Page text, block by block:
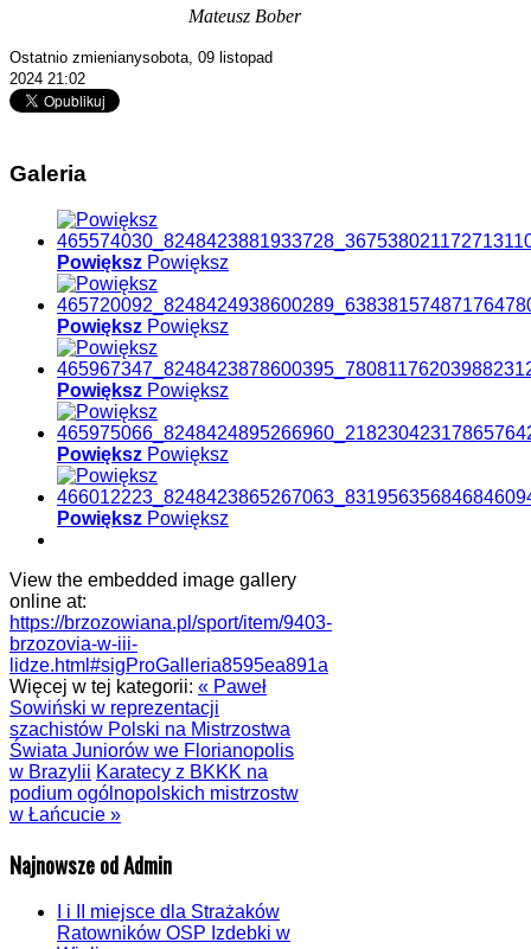
Mateusz Bober
Ostatnio zmienianysobota, 09 listopad
2024 21:02
Galeria
Powiększ Powiększ
Powiększ Powiększ
Powiększ Powiększ
Powiększ Powiększ
Powiększ Powiększ
View the embedded image gallery
online at:
https://brzozowiana.pl/sport/item/9403-
brzozovia-w-iii-
lidze.html#sigProGalleria8595ea891a
Więcej w tej kategorii: « Paweł
Sowiński w reprezentacji
szachistów Polski na Mistrzostwa
Świata Juniorów we Florianopolis
w Brazylii Karatecy z BKKK na
podium ogólnopolskich mistrzostw
w Łańcucie »
Najnowsze od Admin
I i II miejsce dla Strażaków
Ratowników OSP Izdebki w